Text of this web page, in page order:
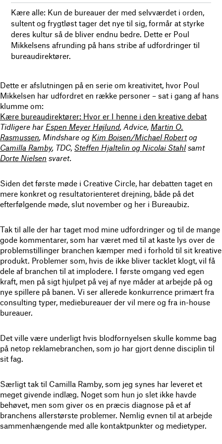
Kære alle: Kun de bureauer der med selvværdet i orden,
sultent og frygtløst tager det nye til sig, formår at styrke
deres kultur så de bliver endnu bedre. Dette er Poul
Mikkelsens afrunding på hans stribe af udfordringer til
bureaudirektører.
Dette er afslutningen på en serie om kreativitet, hvor Poul
Mikkelsen har udfordret en række personer – sat i gang af hans
klumme om:
Kære bureaudirektører: Hvor er I henne i den kreative debat
Tidligere har Espen Meyer Højlund, Advice, Martin O.
Rasmussen, Mindshare og Kim Boisen/Michael Robertog
Camilla Ramby, TDC, Steffen Hjaltelin og Nicolai Stahlsamt
Dorte Nielsen svaret.
Siden det første møde i Creative Circle, har debatten taget en
mere konkret og resultatorienteret drejning, både på det
efterfølgende møde, slut november og her i Bureaubiz.
Tak til alle der har taget mod mine udfordringer og til de mange
gode kommentarer, som har været med til at kaste lys over de
problemstillinger branchen kæmper med i forhold til sit kreative
produkt. Problemer som, hvis de ikke bliver tacklet klogt, vil få
dele af branchen til at implodere. I første omgang ved egen
kraft, men på sigt hjulpet på vej af nye måder at arbejde på og
nye spillere på banen. Vi ser allerede konkurrence primært fra
consulting typer, mediebureauer der vil mere og fra in-house
bureauer.
Det ville være underligt hvis blodfornyelsen skulle komme bag
på netop reklamebranchen, som jo har gjort denne disciplin til
sit fag.
Særligt tak til Camilla Ramby, som jeg synes har leveret et
meget givende indlæg. Noget som hun jo slet ikke havde
behøvet, men som giver os en præcis diagnose på et af
branchens allerstørste problemer. Nemlig evnen til at arbejde
sammenhængende med alle kontaktpunkter og medietyper.